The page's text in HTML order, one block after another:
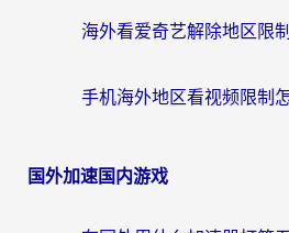
国外加速国内游戏